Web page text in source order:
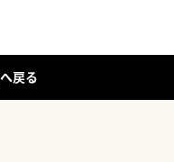
戻る